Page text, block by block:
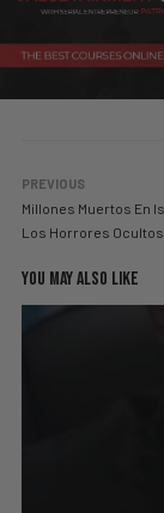
PREVIOUS
Millones Muertos En
Los Horrores Ocultos
YOU MAY ALSO LIKE